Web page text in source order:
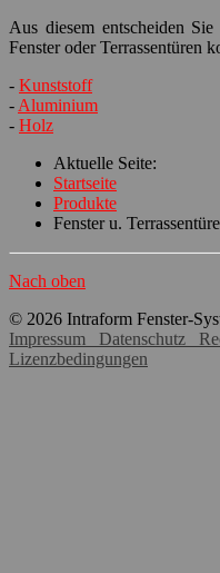
Aus diesem entscheiden
Fenster oder Terrassentüren
- Kunststoff
- Aluminium
- Holz
Aktuelle Seite:
Startseite
Produkte
Fenster u.
Nach oben
© 2026 Intraform Fenster-
Impressum
Datenschutz
Lizenzbedingungen